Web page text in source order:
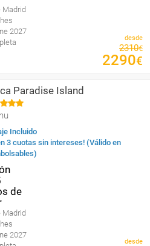
Madrid
2027
desde
2310€
2290€
Paradise Island
Incluido
3 cuotas sin intereses! (Válido en
Madrid
2027
desde